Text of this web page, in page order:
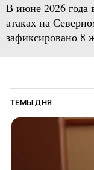
В июне 2026 года
атаках на
зафиксировано 8
ТЕМЫ ДНЯ